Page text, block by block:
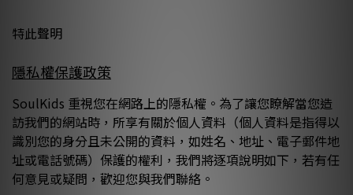
特此聲明
隱私權保護政策
SoulKids 重視您在網路上的隱私權。 為了讓您瞭解當您造
訪我們的網站時，所享有關於個人資料（個人資料是指得以
識別您的身分且未公開的資料，如姓名、地址、電子郵件地
址或電話號碼）保護的權利，我們將逐項說明如下，若有任
何意見或疑問，歡迎您與我們聯絡。